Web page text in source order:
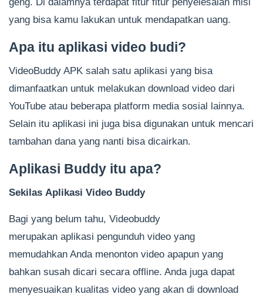
geng. Di dalamnya terdapat fitur fitur penyelesaian misi
yang bisa kamu lakukan untuk mendapatkan uang.
Apa itu aplikasi video budi?
VideoBuddy APK salah satu aplikasi yang bisa
dimanfaatkan untuk melakukan download video dari
YouTube atau beberapa platform media sosial lainnya.
Selain itu aplikasi ini juga bisa digunakan untuk mencari
tambahan dana yang nanti bisa dicairkan.
Aplikasi Buddy itu apa?
Sekilas Aplikasi Video Buddy
Bagi yang belum tahu, Videobuddy
merupakan aplikasi pengunduh video yang
memudahkan Anda menonton video apapun yang
bahkan susah dicari secara offline. Anda juga dapat
menyesuaikan kualitas video yang akan di download